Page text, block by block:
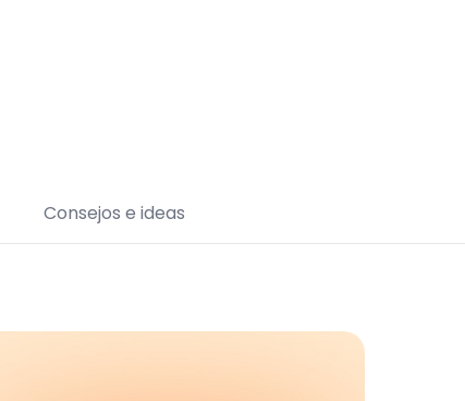
Consejos e ideas